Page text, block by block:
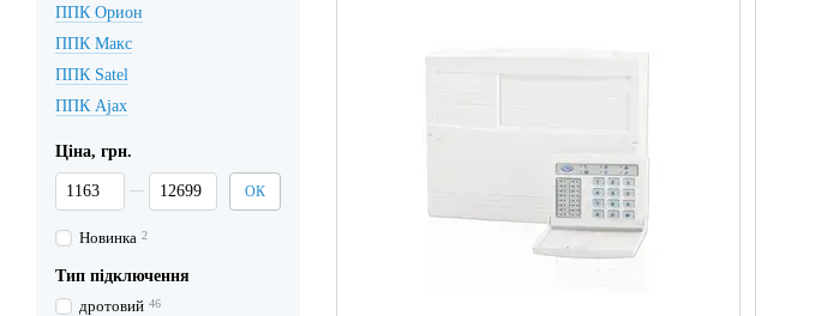
ППК Орион
ППК Макс
ППК Satel
ППК Ajax
Ціна, грн.
Від Ціна, грн.
До Ціна, грн.
ОК
Новинка 2
Тип підключення
дротовий 46